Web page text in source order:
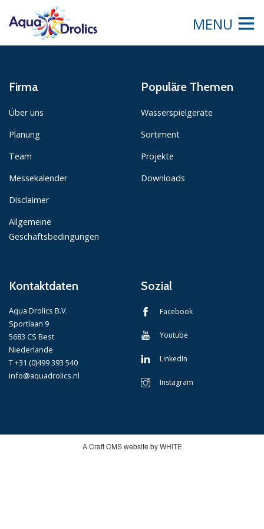
MENU
Firma
Über uns
Planung
Team
Messekalender
Disclaimer
Allgemeine
Geschäftsbedingungen
Populäre Themen
Wasserspielgeräte
Sortiment
Projekte
Downloads
Kontaktdaten
Aqua Drolics B.V.
Sportlaan 9
5683 CS Best
Niederlande
T +31 (0)499 393 540
info@aquadrolics.nl
Sozial
Facebook
Youtube
LinkedIn
Instagram
A Craft CMS website by WHITE